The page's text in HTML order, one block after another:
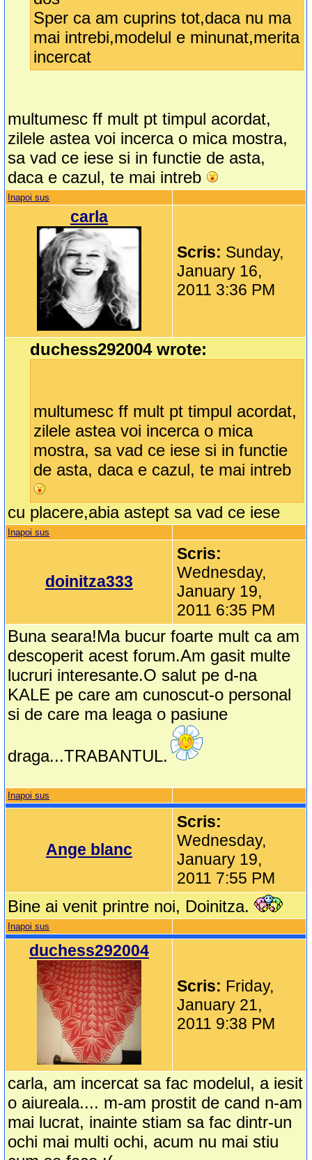
Sper ca am cuprins tot,daca nu ma
mai intrebi,modelul e minunat,merita
incercat
multumesc ff mult pt timpul acordat,
zilele astea voi incerca o mica mostra,
sa vad ce iese si in functie de asta,
daca e cazul, te mai intreb
Inapoi sus
carla
Scris: Sunday,
January 16,
2011 3:36 PM
duchess292004 wrote:
multumesc ff mult pt timpul acordat,
zilele astea voi incerca o mica
mostra, sa vad ce iese si in functie
de asta, daca e cazul, te mai intreb
cu placere,abia astept sa vad ce iese
Inapoi sus
doinitza333
Scris:
Wednesday,
January 19,
2011 6:35 PM
Buna seara!Ma bucur foarte mult ca am
descoperit acest forum.Am gasit multe
lucruri interesante.O salut pe d-na
KALE pe care am cunoscut-o personal
si de care ma leaga o pasiune
draga...TRABANTUL.
Inapoi sus
Ange blanc
Scris:
Wednesday,
January 19,
2011 7:55 PM
Bine ai venit printre noi, Doinitza.
Inapoi sus
duchess292004
Scris: Friday,
January 21,
2011 9:38 PM
carla, am incercat sa fac modelul, a iesit
o aiureala.... m-am prostit de cand n-am
mai lucrat, inainte stiam sa fac dintr-un
ochi mai multi ochi, acum nu mai stiu